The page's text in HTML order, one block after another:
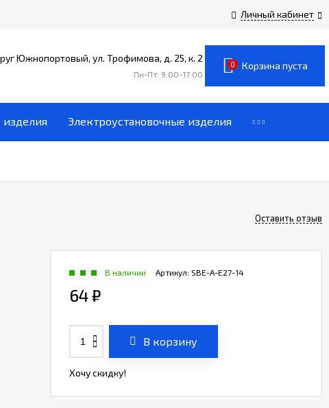
Личный кабинет
Южнопортовый, ул. Трофимова, д. 25, к. 2
Пн-Пт: 9:00-17:00
0 Корзина пуста
Электроустановочные изделия
Оставить отзыв
Артикул: SBE-A-E27-14
В наличии
64₽
В корзину
Хочу скидку!